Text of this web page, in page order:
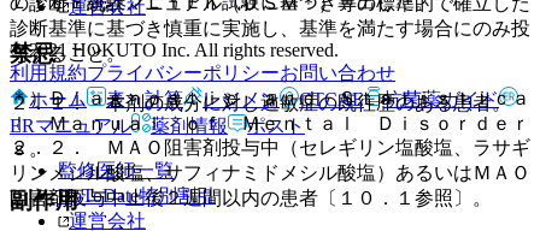
禁忌
２．１． 本剤の成分に対し過敏症の既往歴のある患者。
２．２． ＭＡＯ阻害剤投与中（セレギリン塩酸塩、ラサギ
リンメシル酸塩、サフィナミドメシル酸塩）あるいはＭＡＯ
阻害剤投与中止後２週間以内の患者〔１０．１参照〕。
診断基準に基づき慎重に実施し、基準を満たす場合にのみ投
与すること。
＊）Ｄｉａｇｎｏｓｔｉｃ ａｎｄ Ｓｔａｔｉｓｔｉｃａ
ｌ Ｍａｎｕａｌ ｏｆ Ｍｅｎｔａｌ Ｄｉｓｏｒｄｅｒ
ｓ。
副作用
運営会社
© 2021 HOKUTO Inc. All rights reserved.
利用規約プライバシーポリシーお問い合わせ
ホーム
表・計算 レジメン CTCAE
抗菌薬ガイド
ERマニュアル
薬剤情報 ポスト
監修医師一覧
UpToDate特別割引
運営会社